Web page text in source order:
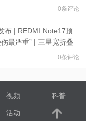
0条评论
布 | REDMI Note17预
最严重” | 三星宽折叠
0条评论
视频 科普
活动